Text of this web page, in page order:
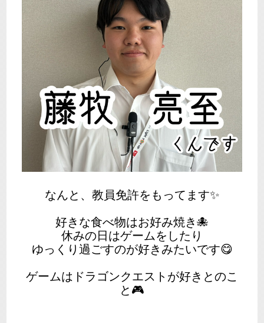
なんと、教員免許をもってます✨
好きな食べ物はお好み焼き🐙
休みの日はゲームをしたり
ゆっくり過ごすのが好きみたいです😋
ゲームはドラゴンクエストが好きとのこ
と🎮